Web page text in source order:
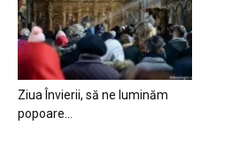
Ziua Învierii, să ne luminăm
popoare…